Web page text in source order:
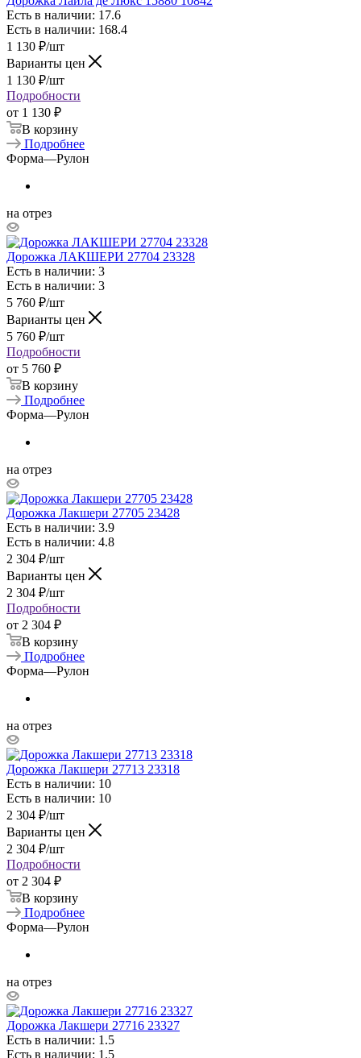
Есть в наличии: 17.6
Есть в наличии: 168.4
1 130 ₽/шт
Варианты цен
1 130 ₽/шт
Подробности
от 1 130 ₽
В корзину
Подробнее
Форма—Рулон
на отрез
Дорожка ЛАКШЕРИ 27704 23328
Есть в наличии: 3
Есть в наличии: 3
5 760 ₽/шт
Варианты цен
5 760 ₽/шт
Подробности
от 5 760 ₽
В корзину
Подробнее
Форма—Рулон
на отрез
Дорожка Лакшери 27705 23428
Есть в наличии: 3.9
Есть в наличии: 4.8
2 304 ₽/шт
Варианты цен
2 304 ₽/шт
Подробности
от 2 304 ₽
В корзину
Подробнее
Форма—Рулон
на отрез
Дорожка Лакшери 27713 23318
Есть в наличии: 10
Есть в наличии: 10
2 304 ₽/шт
Варианты цен
2 304 ₽/шт
Подробности
от 2 304 ₽
В корзину
Подробнее
Форма—Рулон
на отрез
Дорожка Лакшери 27716 23327
Есть в наличии: 1.5
Есть в наличии: 1.5